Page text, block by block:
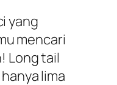
yang
mencari
Long tail
lima